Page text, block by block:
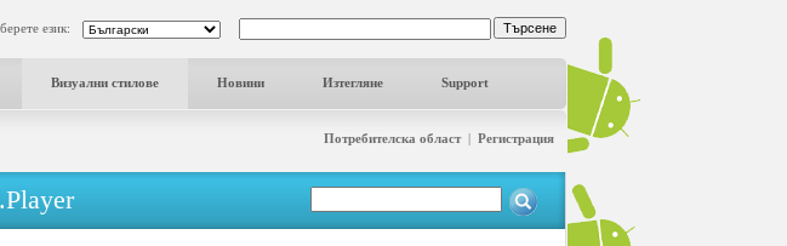
език:
Визуални стилове Новини Изтегляне Support
Потребителска област| Регистрация